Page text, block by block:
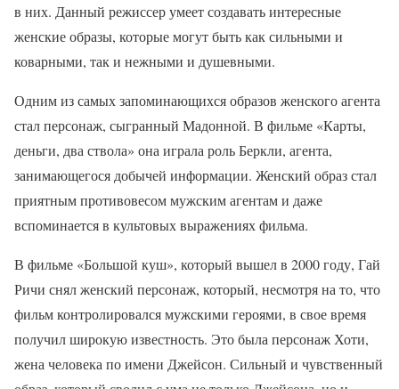
в них. Данный режиссер умеет создавать интересные
женские образы, которые могут быть как сильными и
коварными, так и нежными и душевными.
Одним из самых запоминающихся образов женского агента
стал персонаж, сыгранный Мадонной. В фильме «Карты,
деньги, два ствола» она играла роль Беркли, агента,
занимающегося добычей информации. Женский образ стал
приятным противовесом мужским агентам и даже
вспоминается в культовых выражениях фильма.
В фильме «Большой куш», который вышел в 2000 году, Гай
Ричи снял женский персонаж, который, несмотря на то, что
фильм контролировался мужскими героями, в свое время
получил широкую известность. Это была персонаж Хоти,
жена человека по имени Джейсон. Сильный и чувственный